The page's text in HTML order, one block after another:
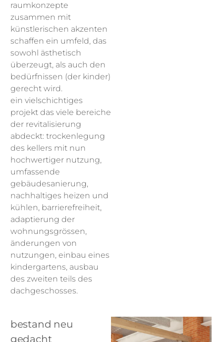
raumkonzepte
zusammen mit
künstlerischen akzenten
schaffen ein umfeld, das
sowohl ästhetisch
überzeugt, als auch den
bedürfnissen (der kinder)
gerecht wird.
ein vielschichtiges
projekt das viele bereiche
der revitalisierung
abdeckt: trockenlegung
des kellers mit nun
hochwertiger nutzung,
umfassende
gebäudesanierung,
nachhaltiges heizen und
kühlen, barrierefreiheit,
adaptierung der
wohnungsgrössen,
änderungen von
nutzungen, einbau eines
kindergartens, ausbau
des zweiten teils des
dachgeschosses.
bestand neu
gedacht